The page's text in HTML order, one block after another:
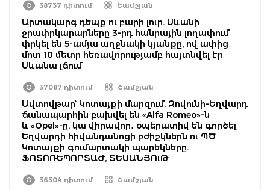
38737 դիտում Շամշյան
Արտակարգ դեպք ու բարի լուր. Սևանի
ջրափրկարարները 3-րդ հանրային լողափում
փրկել են 5-ամյա աղջնակի կյանքը, ով ափից
մոտ 10 մետր հեռավորությամբ հայտնվել էր
Սևանա լճում
37087 դիտում Շամշյան
Ավտովթար՝ Կոտայքի մարզում. Զովունի-Եղվարդ
ճանապարհին բախվել են «Alfa Romeo»-ն
և «Opel»-ը. կա վիրավոր․ օպերատիվ են գործել
Եղվարդի հիվանդանոցի բժիշկներն ու ՊԾ
Կոտայքի գումարտակի պարեկները.
ՖՈՏՈՌԵՊՈՐՏԱԺ, ՏԵՍԱՆՅՈւԹ
36304 դիտում Շամշյան